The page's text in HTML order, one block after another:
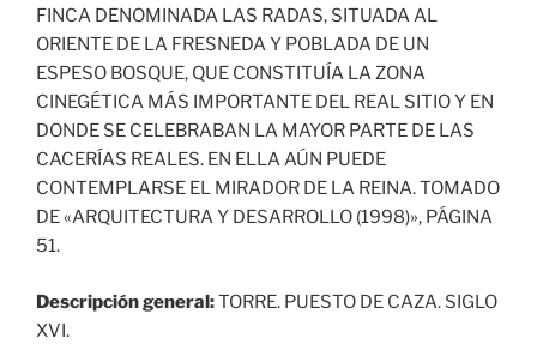
FINCA DENOMINADA LAS RADAS, SITUADA AL
ORIENTE DE LA FRESNEDA Y POBLADA DE UN
ESPESO BOSQUE, QUE CONSTITUÍA LA ZONA
CINEGÉTICA MÁS IMPORTANTE DEL REAL SITIO Y EN
DONDE SE CELEBRABAN LA MAYOR PARTE DE LAS
CACERÍAS REALES. EN ELLA AÚN PUEDE
CONTEMPLARSE EL MIRADOR DE LA REINA. TOMADO
DE «ARQUITECTURA Y DESARROLLO (1998)», PÁGINA
51.
Descripción general:TORRE. PUESTO DE CAZA. SIGLO
XVI.